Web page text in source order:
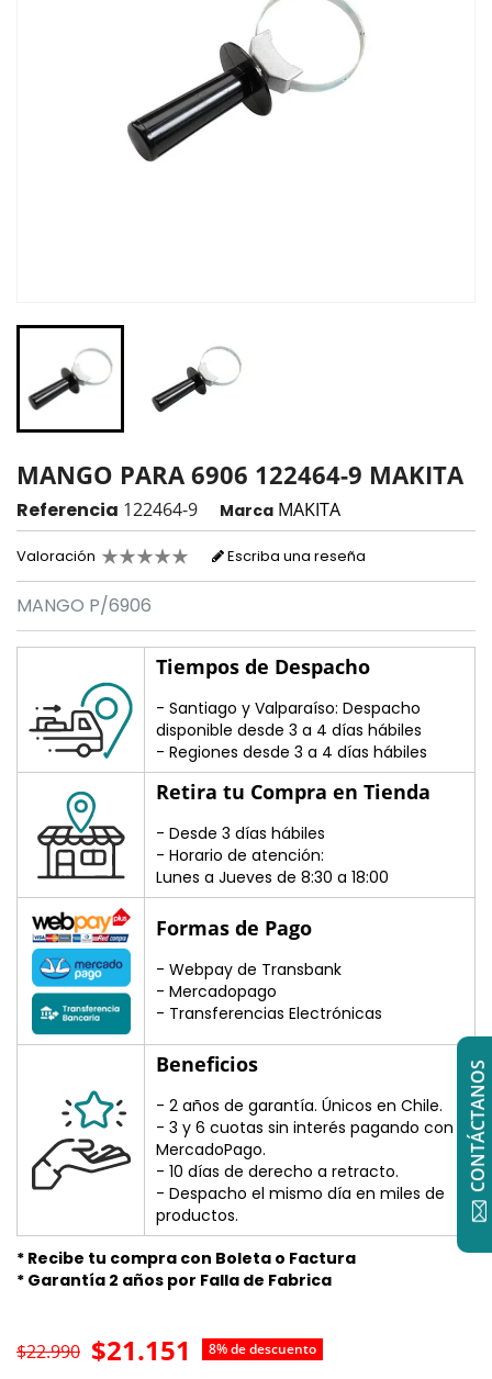
MANGO PARA 6906 122464-9 MAKITA
Referencia 122464-9 Marca MAKITA
Valoración Escriba una reseña
MANGO P/6906
Tiempos de Despacho
- Santiago y Valparaíso: Despacho
disponible desde 3 a 4 días hábiles
- Regiones desde 3 a 4 días hábiles
Retira tu Compra en Tienda
- Desde 3 días hábiles
- Horario de atención:
Lunes a Jueves de 8:30 a 18:00
Formas de Pago
- Webpay de Transbank
- Mercadopago
- Transferencias Electrónicas
Beneficios
- 2 años de garantía. Únicos en Chile.
- 3 y 6 cuotas sin interés pagando con
MercadoPago.
- 10 días de derecho a retracto.
- Despacho el mismo día en miles de
productos.
* Recibe tu compra con Boleta o Factura
* Garantía 2 años por Falla de Fabrica
$21.151 8% de descuento
$22.990
CONTÁCTANOS